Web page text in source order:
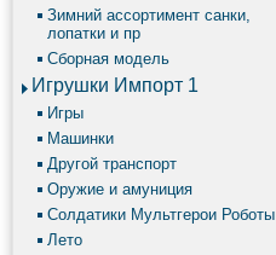
Зимний ассортимент санки,
лопатки и пр
Сборная модель
Игрушки Импорт 1
Игры
Машинки
Другой транспорт
Оружие и амуниция
Солдатики Мультгерои Роботы
Лето